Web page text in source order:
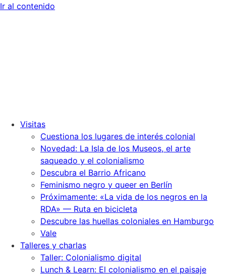
Ir al contenido
Visitas
Cuestiona los lugares de interés colonial
Novedad: La Isla de los Museos, el arte
saqueado y el colonialismo
Descubra el Barrio Africano
Feminismo negro y queer en Berlín
Próximamente: «La vida de los negros en la
RDA» — Ruta en bicicleta
Descubre las huellas coloniales en Hamburgo
Vale
Talleres y charlas
Taller: Colonialismo digital
Lunch & Learn: El colonialismo en el paisaje